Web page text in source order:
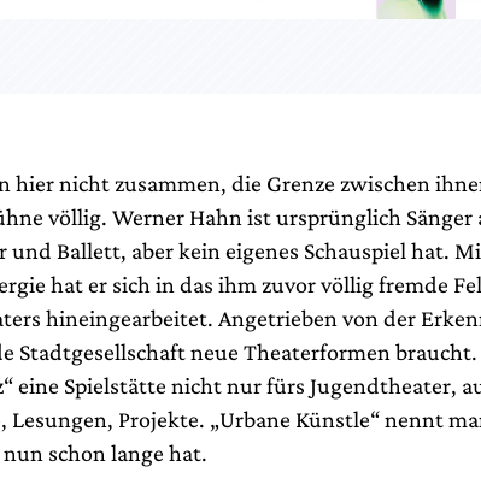
hier nicht zusammen, die Grenze zwischen
völlig. Werner Hahn ist ursprünglich Sänger
und Ballett, aber kein eigenes Schauspiel hat.
hat er sich in das ihm zuvor völlig fremde
hineingearbeitet. Angetrieben von der
Stadtgesellschaft neue Theaterformen braucht.
eine Spielstätte nicht nur fürs Jugendtheater,
Lesungen, Projekte. „Urbane Künstle“ nennt
schon lange hat.